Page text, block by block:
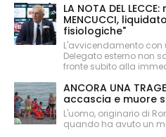
LA NOTA DEL
MENCUCCI,
fisiologiche"
L'avvicendamento con
Delegato esterno non
fronte subito alla
ANCORA UNA
accascia e muore
L'uomo, originario di
quando ha avuto un